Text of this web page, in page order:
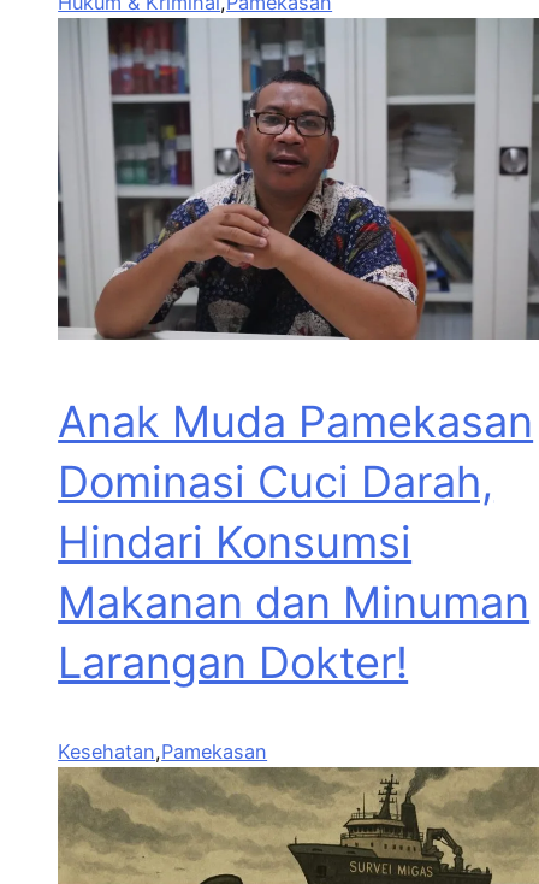
Anak Muda Pamekasan
Dominasi Cuci Darah,
Hindari Konsumsi
Makanan dan Minuman
Larangan Dokter!
Kesehatan,Pamekasan